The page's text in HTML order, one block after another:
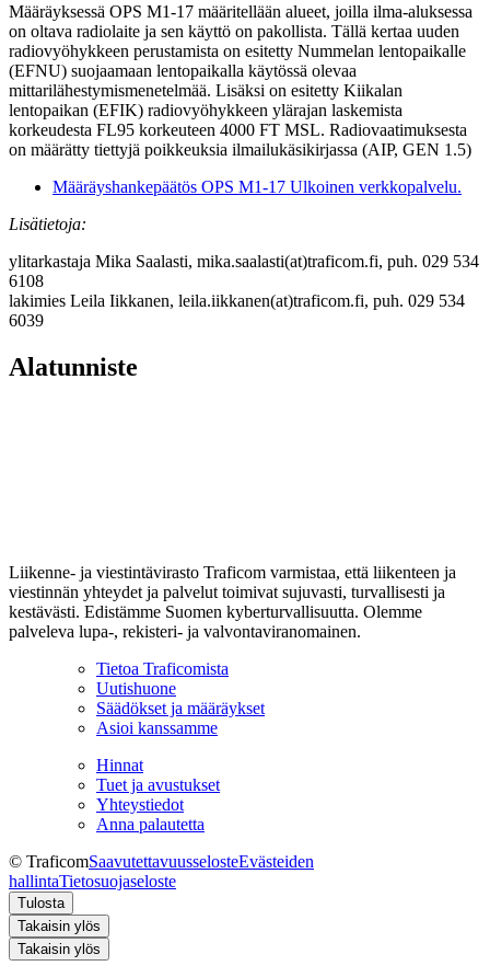
Määräyksessä OPS M1-17 määritellään alueet, joilla ilma-aluksessa
on oltava radiolaite ja sen käyttö on pakollista. Tällä kertaa uuden
radiovyöhykkeen perustamista on esitetty Nummelan lentopaikalle
(EFNU) suojaamaan lentopaikalla käytössä olevaa
mittarilähestymismenetelmää. Lisäksi on esitetty Kiikalan
lentopaikan (EFIK) radiovyöhykkeen ylärajan laskemista
korkeudesta FL95 korkeuteen 4000 FT MSL. Radiovaatimuksesta
on määrätty tiettyjä poikkeuksia ilmailukäsikirjassa (AIP, GEN 1.5)
Määräyshankepäätös OPS M1-17 Ulkoinen verkkopalvelu.
Lisätietoja:
ylitarkastaja Mika Saalasti, mika.saalasti(at)traficom.fi, puh. 029 534
6108
lakimies Leila Iikkanen, leila.iikkanen(at)traficom.fi, puh. 029 534
6039
Alatunniste
Liikenne- ja viestintävirasto Traficom varmistaa, että liikenteen ja
viestinnän yhteydet ja palvelut toimivat sujuvasti, turvallisesti ja
kestävästi. Edistämme Suomen kyberturvallisuutta. Olemme
palveleva lupa-, rekisteri- ja valvontaviranomainen.
Tietoa Traficomista
Uutishuone
Säädökset ja määräykset
Asioi kanssamme
Hinnat
Tuet ja avustukset
Yhteystiedot
Anna palautetta
© TraficomSaavutettavuusselosteEvästeiden
hallintaTietosuojaseloste
Tulosta
Takaisin ylös
Takaisin ylös